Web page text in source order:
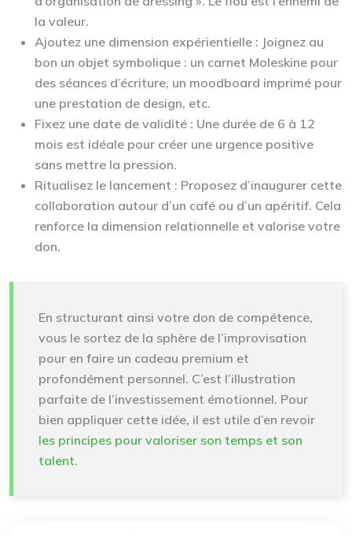
la valeur.
Ajoutez une dimension expérientielle : Joignez au
bon un objet symbolique : un carnet Moleskine pour
des séances d’écriture, un moodboard imprimé pour
une prestation de design, etc.
Fixez une date de validité : Une durée de 6 à 12
mois est idéale pour créer une urgence positive
sans mettre la pression.
Ritualisez le lancement : Proposez d’inaugurer cette
collaboration autour d’un café ou d’un apéritif. Cela
renforce la dimension relationnelle et valorise votre
don.
En structurant ainsi votre don de compétence,
vous le sortez de la sphère de l’improvisation
pour en faire un cadeau premium et
profondément personnel. C’est l’illustration
parfaite de l’investissement émotionnel. Pour
bien appliquer cette idée, il est utile d’en revoir
les principes pour valoriser son temps et son
talent.